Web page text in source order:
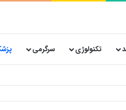
تکنولوژی سرگرمی
چرا انتخاب کارتن پستی حیاتی است؟